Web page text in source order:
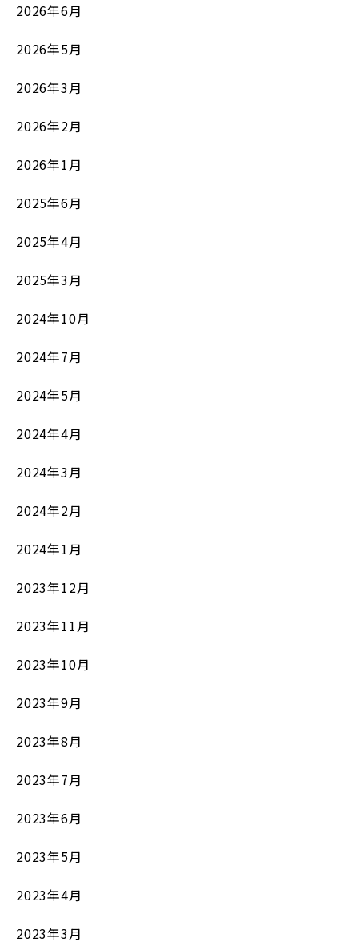
2026年6月
2026年5月
2026年3月
2026年2月
2026年1月
2025年6月
2025年4月
2025年3月
2024年10月
2024年7月
2024年5月
2024年4月
2024年3月
2024年2月
2024年1月
2023年12月
2023年11月
2023年10月
2023年9月
2023年8月
2023年7月
2023年6月
2023年5月
2023年4月
2023年3月